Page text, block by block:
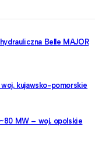
Belle MAJOR
kujawsko-pomorskie
MW – woj. opolskie